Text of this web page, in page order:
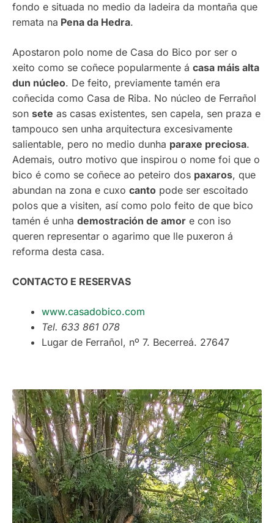
fondo e situada no medio da ladeira da montaña que
remata na Pena da Hedra.
Apostaron polo nome de Casa do Bico por ser o
xeito como se coñece popularmente á casa máis alta
dun núcleo. De feito, previamente tamén era
coñecida como Casa de Riba. No núcleo de Ferrañol
son sete as casas existentes, sen capela, sen praza e
tampouco sen unha arquitectura excesivamente
salientable, pero no medio dunha paraxe preciosa.
Ademais, outro motivo que inspirou o nome foi que o
bico é como se coñece ao peteiro dos paxaros, que
abundan na zona e cuxo canto pode ser escoitado
polos que a visiten, así como polo feito de que bico
tamén é unha demostración de amor e con iso
queren representar o agarimo que lle puxeron á
reforma desta casa.
CONTACTO E RESERVAS
www.casadobico.com
Tel. 633 861 078
Lugar de Ferrañol, nº 7. Becerreá. 27647